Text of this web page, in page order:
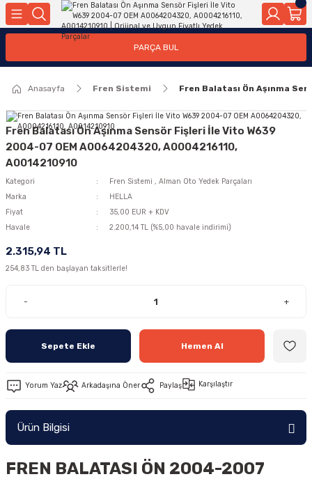
Geri Dön
Geri Dön
Geri Dön
Motor Elektrik
Ateşleme Buji Bobin Buji Kablosu
Alternatör Marş Motoru
Geri Dön
Geri Dön
Geri Dön
Kollar
Geri Dön
Geri Dön
Ön Arka
Geri Dön
PARÇA BUL
Anasayfa Fren Sistemi Fren Balatası Ön Aşınma
Fren Balatası Ön Aşınma Sensör Fişleri İle Vito W639
2004-07 OEM A0064204320, A0004216110,
A0014210910
Kategori Fren Sistemi , Alman Oto Yedek Parçaları
Marka
HELLA
Fiyat
35,00 EUR + KDV
Havale
2.200,14 TL (%5,00 havale indirimi)
2.315,94 TL
254,83 TL den başlayan taksitlerle!
- +
Sepete Ekle Hemen Al
Yorum Yaz Arkadaşına Öner Paylaş Karşılaştır
Ürün Bilgisi
FREN BALATASI ÖN 2004-2007